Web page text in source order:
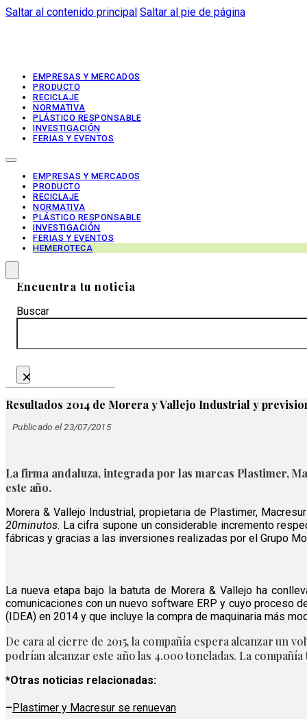
Saltar al contenido principal Saltar al pie de página
EMPRESAS Y MERCADOS
PRODUCTO
RECICLAJE
NORMATIVA
PLÁSTICO RESPONSABLE
INVESTIGACIÓN
FERIAS Y EVENTOS
EMPRESAS Y MERCADOS
PRODUCTO
RECICLAJE
NORMATIVA
PLÁSTICO RESPONSABLE
INVESTIGACIÓN
FERIAS Y EVENTOS
HEMEROTECA
Encuentra tu noticia
Buscar
×
Resultados 2014 de Morera y Vallejo Industrial y
Publicado el 23/07/2015
La firma andaluza, integrada por las marcas Plastimer,
este año.
Morera & Vallejo Industrial, propietaria de Plastimer,
20minutos. La cifra supone un considerable incremento
fábricas y gracias a las inversiones realizadas por el Grupo
La nueva etapa bajo la batuta de Morera & Vallejo ha
comunicaciones con un nuevo software ERP y cuyo proceso
(IDEA) en 2014 y que incluye la compra de maquinaria más
De cara al cierre de 2015, la compañía espera alcanzar un
podrían alcanzar este año las 4.000 toneladas. La
*Otras noticias relacionadas:
–Plastimer y Macresur se renuevan